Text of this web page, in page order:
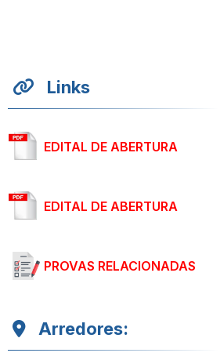
Links
EDITAL DE ABERTURA
EDITAL DE ABERTURA
PROVAS RELACIONADAS
Arredores: